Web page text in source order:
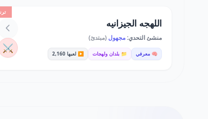
اللهجه الجيزانيه
منشئ التحدي:مجهول (مبتدئ)
🧠 معرفي 📁 بلدان ولهجات ▶️ لعبها 2,160 ⚔️